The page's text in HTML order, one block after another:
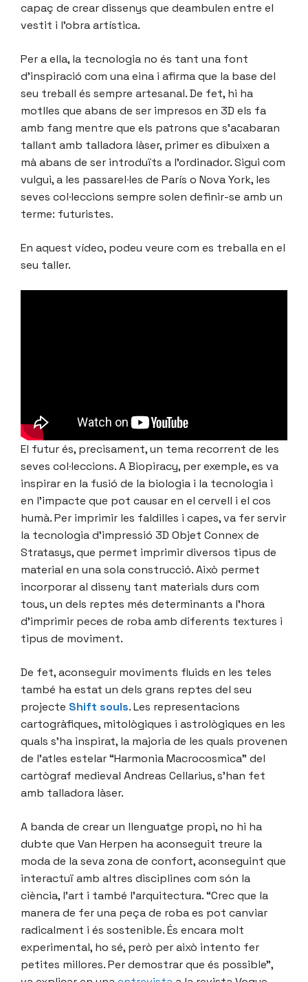
capaç de crear dissenys que deambulen entre el
vestit i l’obra artística.
Per a ella, la tecnologia no és tant una font
d’inspiració com una eina i afirma que la base del
seu treball és sempre artesanal. De fet, hi ha
motlles que abans de ser impresos en 3D els fa
amb fang mentre que els patrons que s’acabaran
tallant amb talladora làser, primer es dibuixen a
mà abans de ser introduïts a l’ordinador. Sigui com
vulgui, a les passarel·les de París o Nova York, les
seves col·leccions sempre solen definir-se amb un
terme: futuristes.
En aquest vídeo, podeu veure com es treballa en el
seu taller.
El futur és, precisament, un tema recorrent de les
seves col·leccions. A Biopiracy, per exemple, es va
inspirar en la fusió de la biologia i la tecnologia i
en l’impacte que pot causar en el cervell i el cos
humà. Per imprimir les faldilles i capes, va fer servir
la tecnologia d’impressió 3D Objet Connex de
Stratasys, que permet imprimir diversos tipus de
material en una sola construcció. Això permet
incorporar al disseny tant materials durs com
tous, un dels reptes més determinants a l’hora
d’imprimir peces de roba amb diferents textures i
tipus de moviment.
De fet, aconseguir moviments fluids en les teles
també ha estat un dels grans reptes del seu
projecte Shift souls. Les representacions
cartogràfiques, mitològiques i astrològiques en les
quals s’ha inspirat, la majoria de les quals provenen
de l’atles estelar “Harmonia Macrocosmica” del
cartògraf medieval Andreas Cellarius, s’han fet
amb talladora làser.
A banda de crear un llenguatge propi, no hi ha
dubte que Van Herpen ha aconseguit treure la
moda de la seva zona de confort, aconseguint que
interactuï amb altres disciplines com són la
ciència, l’art i també l’arquitectura. “Crec que la
manera de fer una peça de roba es pot canviar
radicalment i és sostenible. És encara molt
experimental, ho sé, però per això intento fer
petites millores. Per demostrar que és possible”,